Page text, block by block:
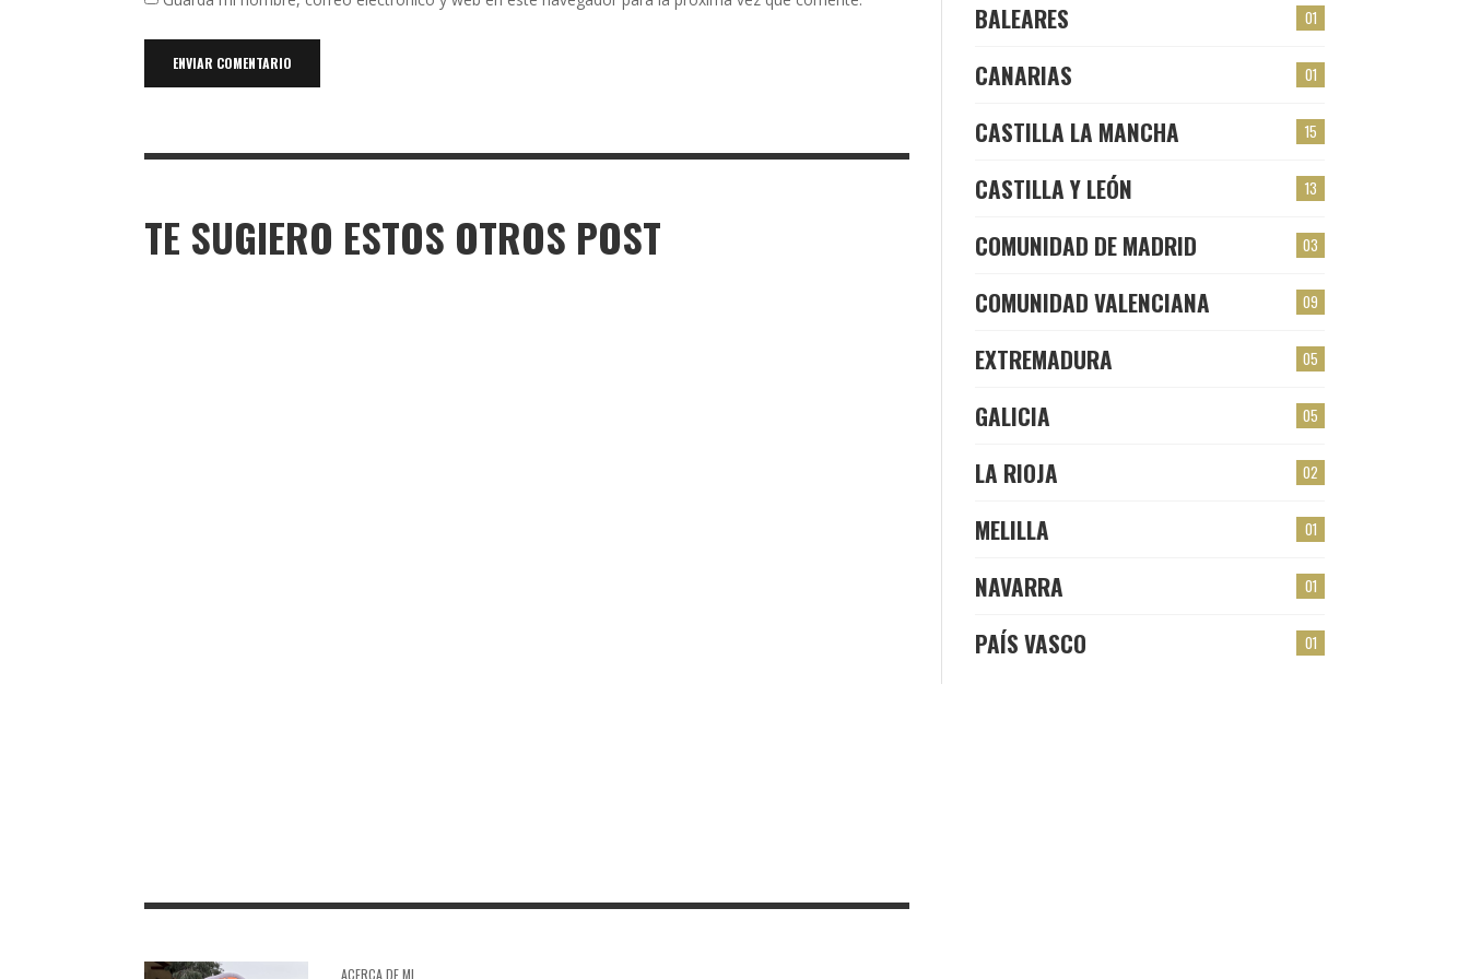
TE SUGIERO ESTOS OTROS POST
ACERCA DE MI
01
BALEARES
01
CANARIAS
15
CASTILLA LA MANCHA
13
CASTILLA Y LEÓN
03
COMUNIDAD DE MADRID
09
COMUNIDAD VALENCIANA
05
EXTREMADURA
05
GALICIA
02
LA RIOJA
01
MELILLA
01
NAVARRA
01
PAÍS VASCO